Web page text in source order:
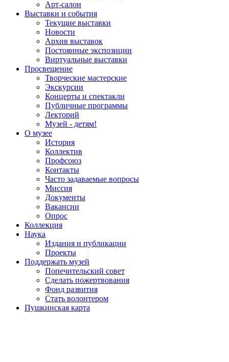
Арт-салон
Выставки и события
Текущие выставки
Новости
Архив выставок
Постоянные экспозиции
Виртуальные выставки
Просвещение
Творческие мастерские
Экскурсии
Концерты и спектакли
Публичные программы
Лекторий
Музей - детям!
О музее
История
Коллектив
Профсоюз
Контакты
Часто задаваемые вопросы
Миссия
Документы
Вакансии
Опрос
Коллекция
Наука
Издания и публикации
Проекты
Поддержать музей
Попечительский совет
Сделать пожертвования
Фонд развития
Стать волонтером
Пушкинская карта